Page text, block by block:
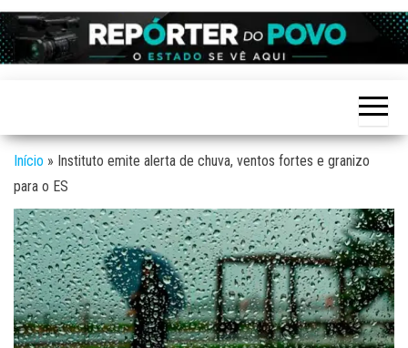
Skip
to
the
Reporter
site de
Notícias
Início » Instituto emite alerta de chuva, ventos fortes e granizo
para o ES